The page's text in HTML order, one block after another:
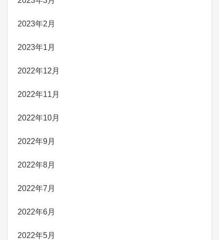
2023年2月
2023年1月
2022年12月
2022年11月
2022年10月
2022年9月
2022年8月
2022年7月
2022年6月
2022年5月